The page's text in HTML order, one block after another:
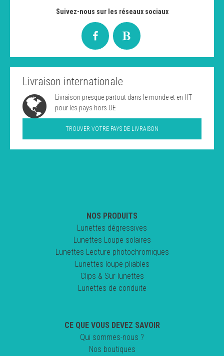
Suivez-nous sur les réseaux sociaux
Livraison internationale
Livraison presque partout dans le monde et en HT
pour les pays hors UE
TROUVER VOTRE PAYS DE LIVRAISON
NOS PRODUITS
Lunettes dégressives
Lunettes Loupe solaires
Lunettes Lecture photochromiques
Lunettes loupe pliables
Clips & Sur-lunettes
Lunettes de conduite
CE QUE VOUS DEVEZ SAVOIR
Qui sommes-nous ?
Nos boutiques